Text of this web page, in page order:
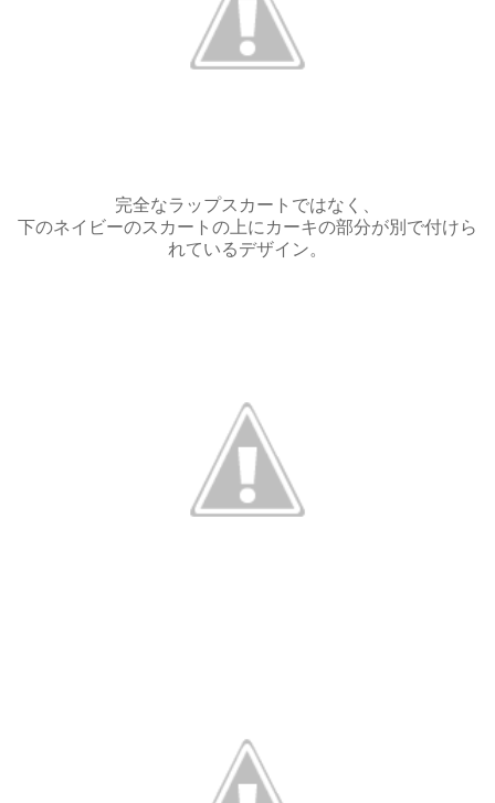
完全なラップスカートではなく、
下のネイビーのスカートの上にカーキの部分が別で付けら
れているデザイン。